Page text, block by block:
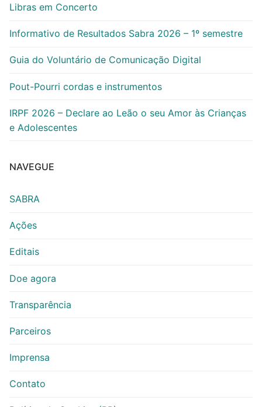
Libras em Concerto
Informativo de Resultados Sabra 2026 – 1º semestre
Guia do Voluntário de Comunicação Digital
Pout-Pourri cordas e instrumentos
IRPF 2026 – Declare ao Leão o seu Amor às Crianças
e Adolescentes
NAVEGUE
SABRA
Ações
Editais
Doe agora
Transparência
Parceiros
Imprensa
Contato